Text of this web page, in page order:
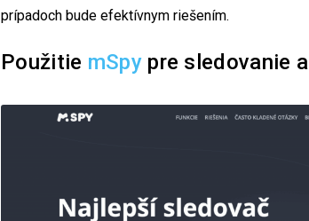
prípadoch bude efektívnym riešením.
Použitie mSpypre sledovanie